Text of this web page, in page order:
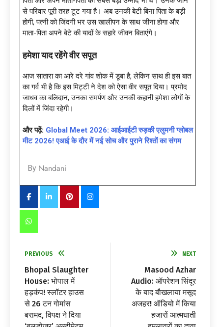
से परिवार पूरी तरह टूट गया है। अब उनकी बेटी बिना पिता के बड़ी
होगी, पत्नी को जिंदगी भर उस खालीपन के साथ जीना होगा और
माता-पिता अपने बेटे की यादों के सहारे जीवन बिताएंगे।
हमेशा याद रहेंगे वीर सपूत
आज सातारा का आरे दरे गांव शोक में डूबा है, लेकिन साथ ही इस बात
का गर्व भी है कि इस मिट्टी ने देश को ऐसा वीर सपूत दिया। प्रमोद
जाधव का बलिदान, उनका समर्पण और उनकी कहानी हमेशा लोगों के
दिलों में जिंदा रहेगी।
और पढ़ें: Global Meet 2026: आईआईटी रुड़की एलुमनी ग्लोबल
मीट 2026! एआई के दौर में नई सोच और पुराने रिश्तों का संगम
By Nandani
PREVIOUS
Bhopal Slaughter
House: भोपाल में
हड़कंप! स्लॉटर हाउस
से 26 टन गोमांस
बरामद, विपक्ष ने दिया
NEXT
Masood Azhar
Audio: ऑपरेशन सिंदूर
के बाद बौखलाया मसूद
अजहर! ऑडियो में किया
हजारों आत्मघाती